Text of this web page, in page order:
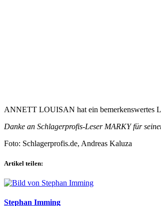
ANNETT LOUISAN hat ein bemerkenswertes
Danke an Schlagerprofis-Leser MARKY für
Foto: Schlagerprofis.de, Andreas Kaluza
Artikel teilen:
Stephan Imming